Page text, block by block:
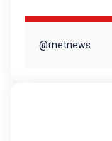
@rnetnews